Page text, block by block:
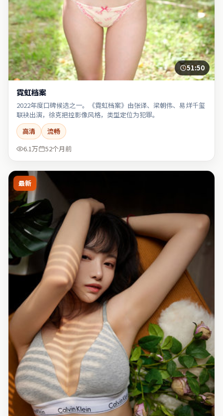
51:50
霓虹档案
2022年度口碑候选之一。《霓虹档案》由张译、梁朝伟、易烊千玺
联袂出演，徐克把控影像风格，类型定位为犯罪。
高清
流畅
6.1万
52个月前
最新